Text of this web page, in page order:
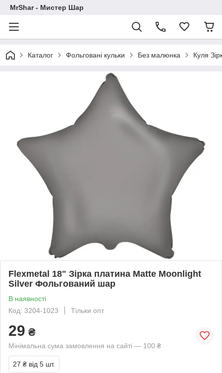
MrShar - Мистер Шар
Каталог Фольговані кульки Без малюнка Куля
Flexmetal 18" Зірка платина Matte Moonlight
Silver Фольгований шар
В наявності
Код: 3204-1023
Тільки опт
29 ₴
Мінімальна сума замовлення на сайті — 100 ₴
27 ₴ від 5 шт.